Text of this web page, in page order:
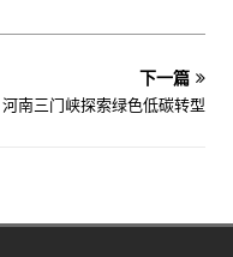
下一篇
河南三门峡探索绿色低碳转型